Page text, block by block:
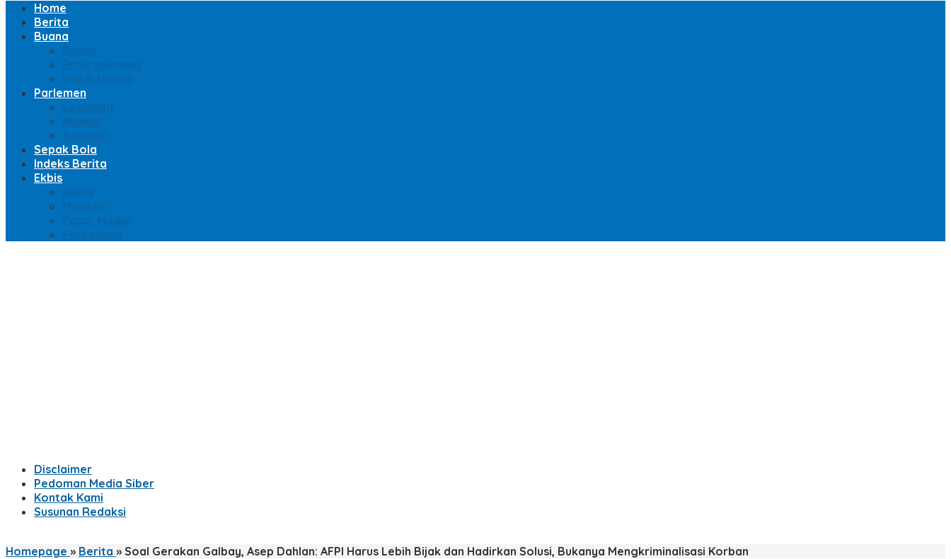
Home
Berita
Buana
Sosial
Entertainment
Haji & Umroh
Parlemen
Legislatif
Majelis
Senator
Sepak Bola
Indeks Berita
Ekbis
Bisnis
Moneter
Pasar Modal
Perbankan
Disclaimer
Pedoman Media Siber
Kontak Kami
Susunan Redaksi
Homepage » Berita » Soal Gerakan Galbay, Asep Dahlan: AFPI Harus Lebih Bijak dan Hadirkan Solusi, Bukanya Mengkriminalisasi Korban